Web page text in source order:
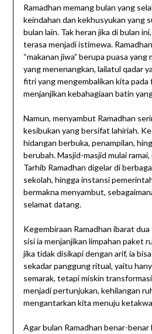
Ramadhan memang bulan yang
keindahan dan kekhusyukan yang
bulan lain. Tak heran jika di bulan
terasa menjadi istimewa.
“makanan jiwa” berupa puasa
yang menenangkan, lailatul qadar
fitri yang mengembalikan kita pada
menjanjikan kebahagiaan batin
Namun, menyambut Ramadhan
kesibukan yang bersifat lahiriah.
hidangan berbuka, penampilan,
berubah. Masjid-masjid mulai
Tarhib Ramadhan digelar di
sekolah, hingga instansi
bermakna menyambut,
selamat datang.
Kegembiraan Ramadhan ibarat
sisi ia menjanjikan limpahan paket
jika tidak disikapi dengan arif, ia
sekadar panggung ritual, yaitu
semarak, tetapi miskin
menjadi pertunjukan, kehilangan
mengantarkan kita menuju
Agar bulan Ramadhan benar-benar